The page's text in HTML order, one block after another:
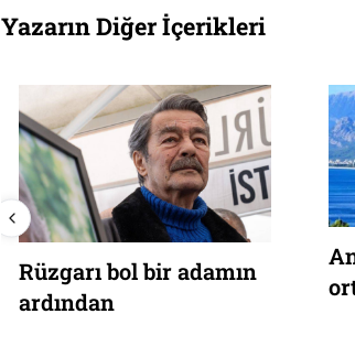
Yazarın Diğer İçerikleri
Antalya: Ateşin
ortasındaki cennet